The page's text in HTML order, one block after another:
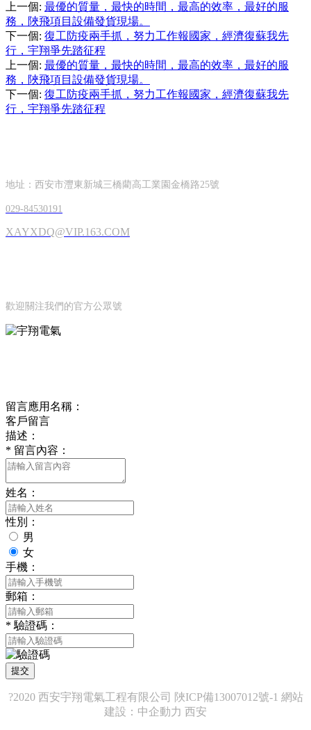
上一個: 最優的質量，最快的時間，最高的效率，最好的服
務，陜飛項目設備發貨現場。
下一個: 復工防疫兩手抓，努力工作報國家，經濟復蘇我先
行，宇翔爭先踏征程
上一個: 最優的質量，最快的時間，最高的效率，最好的服
務，陜飛項目設備發貨現場。
下一個: 復工防疫兩手抓，努力工作報國家，經濟復蘇我先
行，宇翔爭先踏征程
地址：西安市灃東新城三橋藺高工業園金橋路25號
029-84530191
XAYXDQ@VIP.163.COM
歡迎關注我們的官方公眾號
留言應用名稱：
客戶留言
描述：
* 留言內容：
姓名：
性別：
男
女
手機：
郵箱：
* 驗證碼：
提交
?2020 西安宇翔電氣工程有限公司 陜ICP備13007012號-1 網站
建設： 中企動力 西安